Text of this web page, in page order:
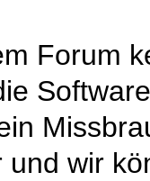
Forum
und wir